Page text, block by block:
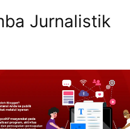
Jurnalistik